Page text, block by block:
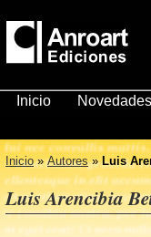
Inicio Novedades
Inicio»Autores»Luis
Luis Arencibia